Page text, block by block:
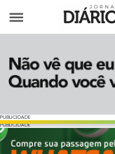
Menu
PUBLICIDADE
PUBLICIDADE